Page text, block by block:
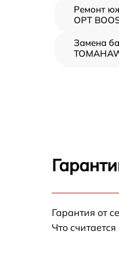
Ремонт
OPT
Замена
Гарантия от
Что